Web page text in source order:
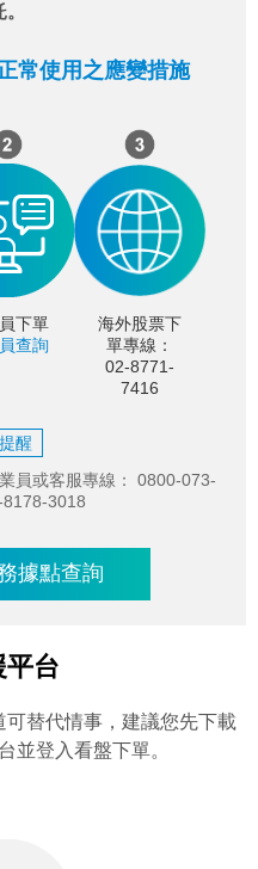
常使用之應變措施
下單
查詢
海外股票下
單專線：
02-8771-
7416
醒
員或客服專線： 0800-073-
3018
據點查詢
平台
替代情事，建議您先下載
並登入看盤下單。